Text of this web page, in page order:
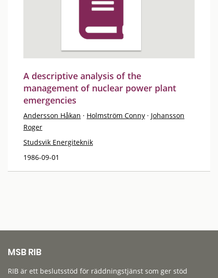
A descriptive analysis of the
management of nuclear power plant
emergencies
Andersson Håkan · Holmström Conny · Johansson
Roger
Studsvik Energiteknik
1986-09-01
MSB RIB
RIB är ett beslutsstöd för räddningstjänst som ger stöd